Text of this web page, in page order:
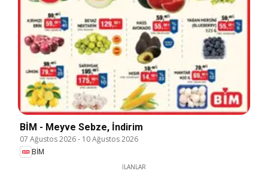
BİM - Meyve Sebze, İndirim
07 Ağustos 2026- 10 Ağustos 2026
BİM
İLANLAR